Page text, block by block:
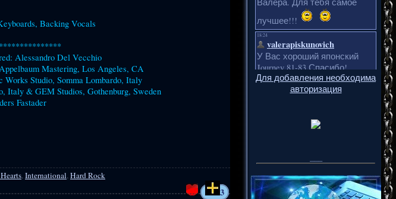
Backing Vocals
Alessandro Del Vecchio
Mastering, Los Angeles, CA
Studio, Somma Lombardo, Italy
Italy & GEM Studios, Gothenburg, Sweden
Fastader
,International,Hard Rock
3
Для добавления необходима
авторизация